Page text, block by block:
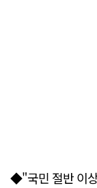
◆"국민 절반 이